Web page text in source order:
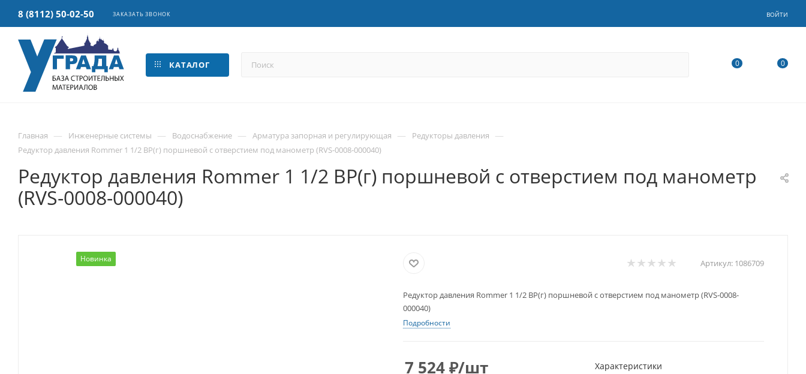
8 (8112) 50-02-50 ЗАКАЗАТЬ ЗВОНОК ВОЙТИ
КАТАЛОГ 0 0
Главная — Инженерные системы — Водоснабжение — Арматура запорная и регулирующая — Редукторы давления —
Редуктор давления Rommer 1 1/2 ВР(г) поршневой с отверстием под манометр (RVS-0008-000040)
Редуктор давления Rommer 1 1/2 ВР(г) поршневой с отверстием под манометр
(RVS-0008-000040)
Новинка Артикул: 1086709
Редуктор давления Rommer 1 1/2 ВР(г) поршневой с отверстием под манометр (RVS-0008-
000040)
Подробности
7 524₽/шт Характеристики